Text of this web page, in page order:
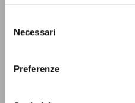
delNecessari
Preferenze
28/05/2025